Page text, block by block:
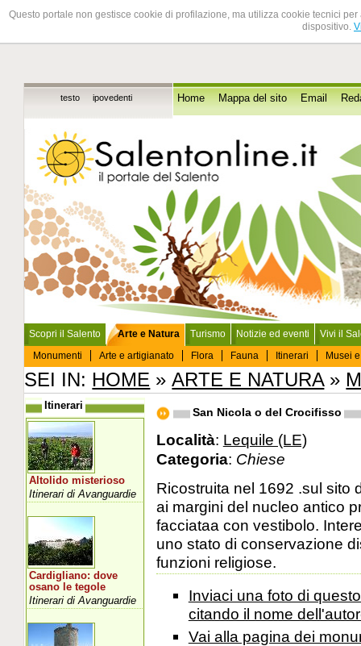
Questo portale non gestisce cookie di profilazione, ma utilizza cookie tecnici
dispositivo.
testo ipovedenti Home Mappa del sito Email
Scopri il Salento
Arte e Natura
Monumenti
Arte e artigianato Flora Fauna Itinerari Musei
Turismo Notizie ed eventi Vivi il
SEI IN: HOME »ARTE E NATURA»
San Nicola o del Crocifisso
Località: Lequile (LE)
Categoria: Chiese
Ricostruita nel 1692 .sul sito
ai margini del nucleo antico
facciataa con vestibolo.
uno stato di conservazione
funzioni religiose.
Inviaci una foto di
citando il nome
Vai alla pagina dei
Itinerari
Altolido misterioso
Itinerari di Avanguardie
Cardigliano: dove
osano le tegole
Itinerari di Avanguardie